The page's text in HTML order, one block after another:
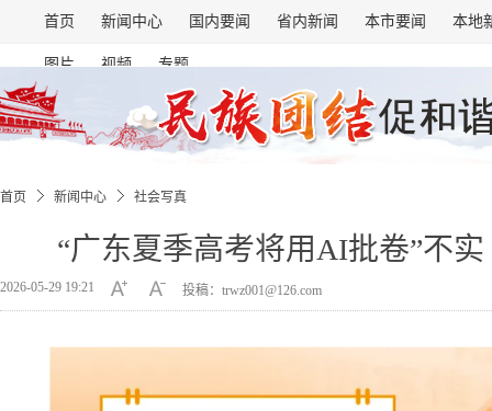
首页 新闻中心 国内要闻 省内新闻 本市要闻 本地
图片 视频 专题
首页 新闻中心 社会写真
“广东夏季高考将用AI批卷”不实
2026-05-29 19:21 投稿：trwz001@126.com